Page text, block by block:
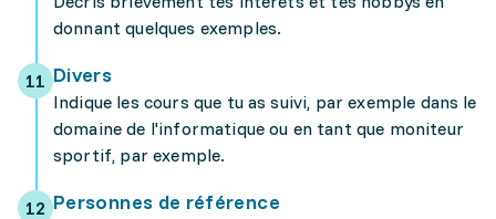
donnant quelques exemples.
Divers
Indique les cours que tu as suivi, par exemple dans le
domaine de l'informatique ou en tant que moniteur
sportif, par exemple.
Personnes de référence